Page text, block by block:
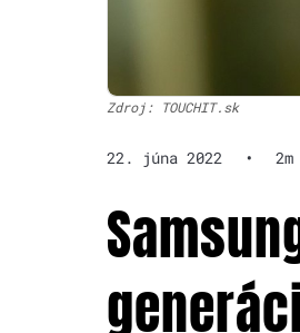
Zdroj: TOUCHIT.sk
22. júna 2022 •